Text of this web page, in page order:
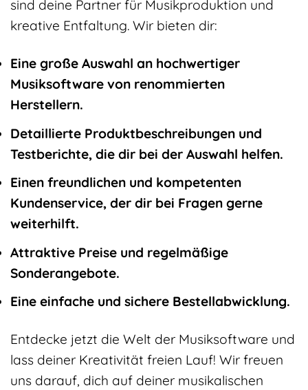
sind deine Partner für Musikproduktion und
kreative Entfaltung. Wir bieten dir:
Eine große Auswahl an hochwertiger
Musiksoftware von renommierten
Herstellern.
Detaillierte Produktbeschreibungen und
Testberichte, die dir bei der Auswahl helfen.
Einen freundlichen und kompetenten
Kundenservice, der dir bei Fragen gerne
weiterhilft.
Attraktive Preise und regelmäßige
Sonderangebote.
Eine einfache und sichere Bestellabwicklung.
Entdecke jetzt die Welt der Musiksoftware und
lass deiner Kreativität freien Lauf! Wir freuen
uns darauf, dich auf deiner musikalischen